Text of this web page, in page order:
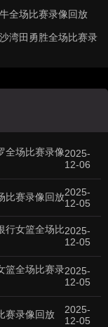
全场比赛录像回放
湾田勇胜全场比赛录
全场比赛录像2025-
12-06
比赛录像回放2025-
12-05
行女篮全场比2025-
12-05
篮全场比赛录2025-
12-05
赛录像回放
2025-
12-05